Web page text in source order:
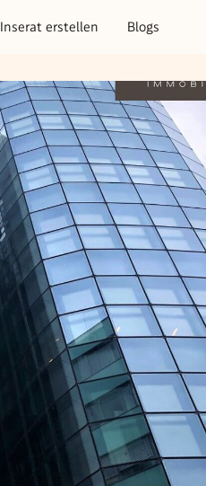
Inserat erstellen Blogs